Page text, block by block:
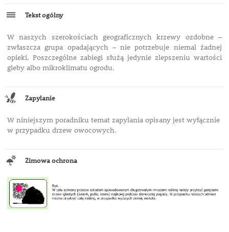
Tekst ogólny
W naszych szerokościach geograficznych krzewy ozdobne –
zwłaszcza grupa opadających – nie potrzebuje niemal żadnej
opieki. Poszczególne zabiegi służą jedynie zlepszeniu wartości
gleby albo mikroklimatu ogrodu.
Zapylanie
W niniejszym poradniku temat zapylania opisany jest wyłącznie
w przypadku drzew owocowych.
Zimowa ochrona